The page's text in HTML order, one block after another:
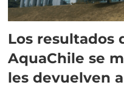
Los resultados
AquaChile se
les devuelven